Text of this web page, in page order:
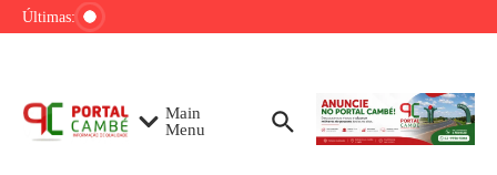
Ir para o conteúdo
Últimas:
Mega-Sena sorteia R$ 165 milhões neste
sobre redução do desmatamento na Amazônia
Main
Menu